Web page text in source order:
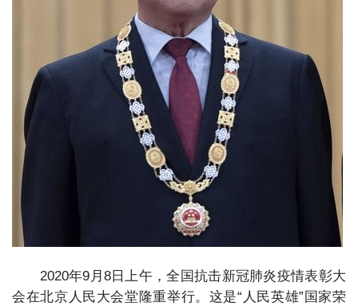
2020年9月8日上午，全国抗击新冠肺炎疫情表彰大
会在北京人民大会堂隆重举行。这是“人民英雄”国家荣